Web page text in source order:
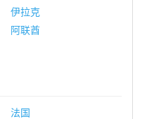
伊拉克
阿联酋
法国